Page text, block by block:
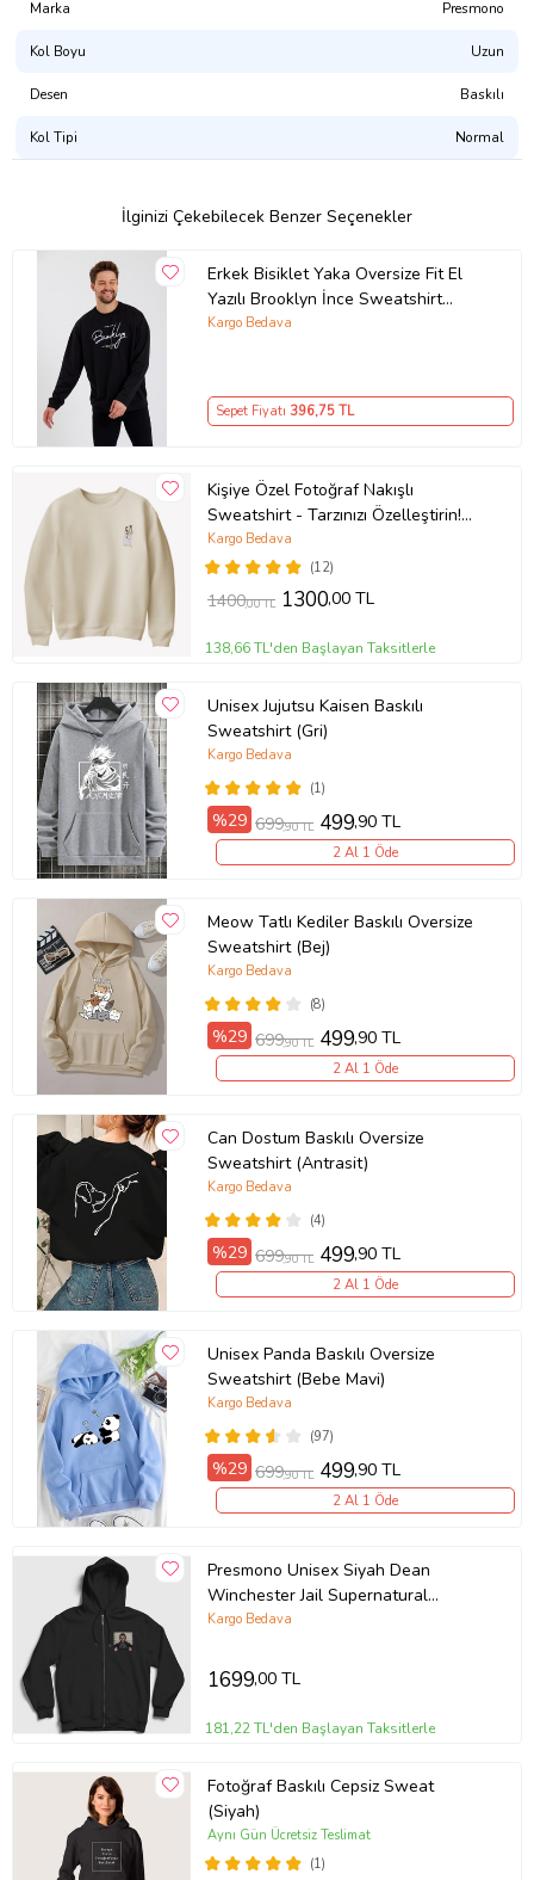
sertifikalı, CPSIA uyumlu, GOTS onaylı, Su Bazlı Pigment Boya)
Tasarımı Şu Ürünlerde Satın Alabilirsiniz:
Erkek Tişört
Çocuk Tişört
Kapşonlu Sweatshirt
Ürün Kodu:kcm66453538
Marka Presmono
Kol Boyu Uzun
Desen Baskılı
Kol Tipi Normal
İlginizi Çekebilecek Benzer Seçenekler
Erkek Bisiklet Yaka Oversize Fit El
Yazılı Brooklyn İnce Sweatshirt
SPR23SW331 (Siyah)
Kargo Bedava
Sepet Fiyatı 396,75 TL
Kişiye Özel Fotoğraf Nakışlı
Sweatshirt - Tarzınızı Özelleştirin!
(Krem)
(12)
Kargo Bedava
1400,00 TL 1300,00 TL
138,66 TL'den Başlayan Taksitlerle
Unisex Jujutsu Kaisen Baskılı
Sweatshirt (Gri)
(1)
Kargo Bedava
%29 699,90 TL 499,90 TL
2 Al 1 Öde
Meow Tatlı Kediler Baskılı Oversize
Sweatshirt (Bej)
(8)
Kargo Bedava
%29 699,90 TL 499,90 TL
2 Al 1 Öde
Can Dostum Baskılı Oversize
Sweatshirt (Antrasit)
(4)
Kargo Bedava
%29 699,90 TL 499,90 TL
2 Al 1 Öde
Unisex Panda Baskılı Oversize
Sweatshirt (Bebe Mavi)
(97)
Kargo Bedava
%29 699,90 TL 499,90 TL
2 Al 1 Öde
Presmono Unisex Siyah Dean
Winchester Jail Supernatural
Fermuarlı Kapüşonlu Sweatshirt
Kargo Bedava
1699,00 TL
181,22 TL'den Başlayan Taksitlerle
Fotoğraf Baskılı Cepsiz Sweat
(Siyah)
(1)
Aynı Gün Ücretsiz Teslimat